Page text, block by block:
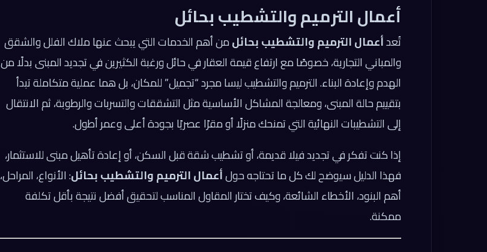
أعمال الترميم والتشطيب بحائل
تُعدأعمال الترميم والتشطيب بحائلمن أهم الخدمات التي يبحث عنها ملاك الفلل والشقق
والمباني التجارية، خصوصًا مع ارتفاع قيمة العقار في حائل ورغبة الكثيرين في تجديد المبنى بدلًا من
الهدم وإعادة البناء. الترميم والتشطيب ليسا مجرد “تجميل” للمكان، بل هما عملية متكاملة تبدأ
بتقييم حالة المبنى، ومعالجة المشاكل الأساسية مثل التشققات والتسربات والرطوبة، ثم الانتقال
إلى التشطيبات النهائية التي تمنحك منزلًا أو مقرًا عصريًا بجودة أعلى وعمر أطول.
إذا كنت تفكر في تجديد فيلا قديمة، أو تشطيب شقة قبل السكن، أو إعادة تأهيل مبنى للاستثمار،
فهذا الدليل سيوضح لك كل ما تحتاجه حولأعمال الترميم والتشطيب بحائل: الأنواع، المراحل،
أهم البنود، الأخطاء الشائعة، وكيف تختار المقاول المناسب لتحقيق أفضل نتيجة بأقل تكلفة
ممكنة.